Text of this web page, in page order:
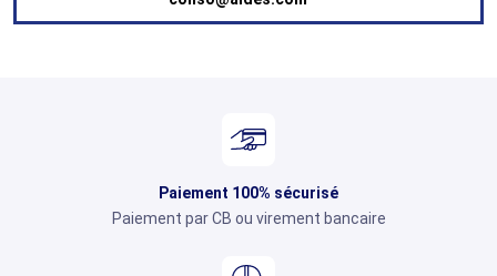
Paiement 100% sécurisé
Paiement par CB ou virement bancaire